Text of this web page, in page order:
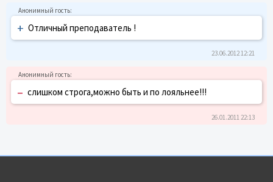
+ Отличный преподаватель !
23.06.2012 12:21
– слишком строга,можно быть и по лояльнее!!!
26.01.2011 22:13